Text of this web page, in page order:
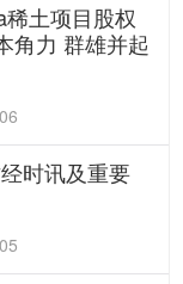
土项目股权
角力 群雄并起
时讯及重要